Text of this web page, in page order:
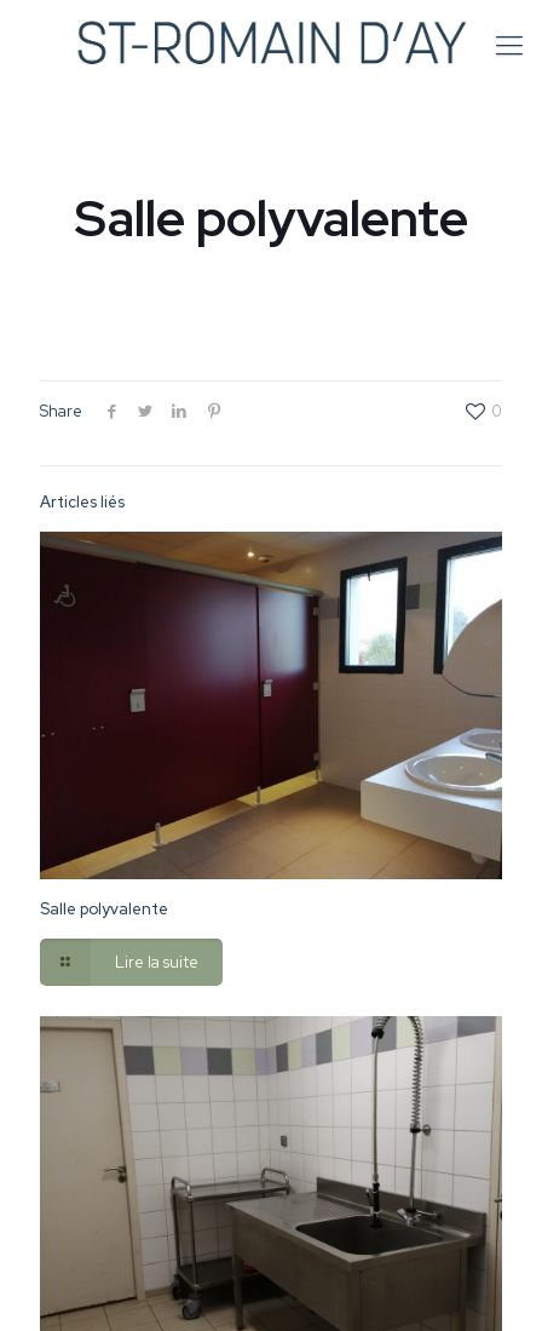
Salle polyvalente
Share 0
Articles liés
Salle polyvalente
Lire la suite